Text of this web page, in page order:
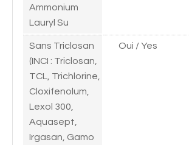
Ammonium
Lauryl Su
Sans Triclosan
(INCI : Triclosan,
TCL, Trichlorine,
Cloxifenolum,
Lexol 300,
Aquasept,
Irgasan, Gamo
Oui / Yes